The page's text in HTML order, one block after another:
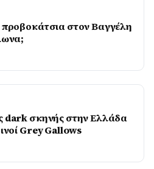
στον Βαγγέλη
dark σκηνής στην Ελλάδα
Grey Gallows